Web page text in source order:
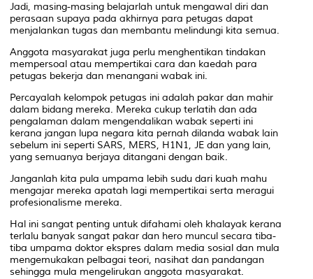
Jadi, masing-masing belajarlah untuk mengawal diri dan
perasaan supaya pada akhirnya para petugas dapat
menjalankan tugas dan membantu melindungi kita semua.
Anggota masyarakat juga perlu menghentikan tindakan
mempersoal atau mempertikai cara dan kaedah para
petugas bekerja dan menangani wabak ini.
Percayalah kelompok petugas ini adalah pakar dan mahir
dalam bidang mereka. Mereka cukup terlatih dan ada
pengalaman dalam mengendalikan wabak seperti ini
kerana jangan lupa negara kita pernah dilanda wabak lain
sebelum ini seperti SARS, MERS, H1N1, JE dan yang lain,
yang semuanya berjaya ditangani dengan baik.
Janganlah kita pula umpama lebih sudu dari kuah mahu
mengajar mereka apatah lagi mempertikai serta meragui
profesionalisme mereka.
Hal ini sangat penting untuk difahami oleh khalayak kerana
terlalu banyak sangat pakar dan hero muncul secara tiba-
tiba umpama doktor ekspres dalam media sosial dan mula
mengemukakan pelbagai teori, nasihat dan pandangan
sehingga mula mengelirukan anggota masyarakat.